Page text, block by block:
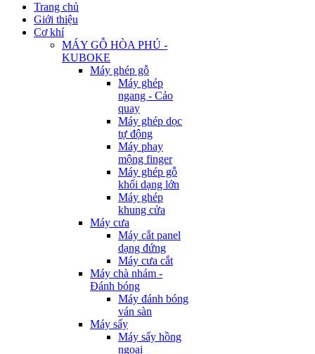
Trang chủ
Giới thiệu
Cơ khí
MÁY GỖ HÒA PHÚ -
KUBOKE
Máy ghép gỗ
Máy ghép
ngang - Cảo
quay
Máy ghép dọc
tự động
Máy phay
mộng finger
Máy ghép gỗ
khối dạng lớn
Máy ghép
khung cửa
Máy cưa
Máy cắt panel
dạng đứng
Máy cưa cắt
Máy chà nhám -
Đánh bóng
Máy đánh bóng
ván sàn
Máy sấy
Máy sấy hồng
ngoại